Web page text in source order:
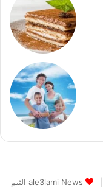
ale3lami News الثيم